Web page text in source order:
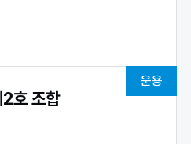
운용
호 조합